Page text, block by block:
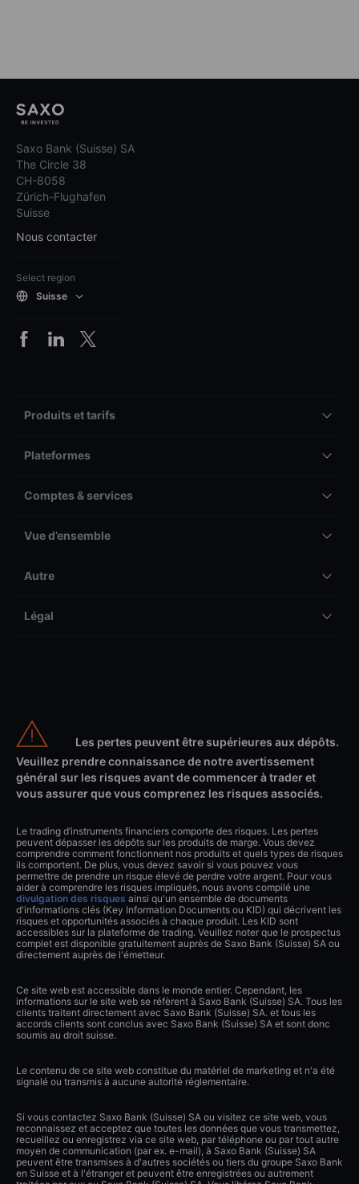
Saxo Bank (Suisse) SA
The Circle 38
CH-8058
Zürich-Flughafen
Suisse
Nous contacter
Select region
Suisse
Produits et tarifs
Plateformes
Comptes & services
Vue d’ensemble
Autre
Légal
Les pertes peuvent être supérieures aux dépôts.
Veuillez prendre connaissance de notre avertissement
général sur les risques avant de commencer à trader et
vous assurer que vous comprenez les risques associés.
Le trading d’instruments financiers comporte des risques. Les pertes
peuvent dépasser les dépôts sur les produits de marge. Vous devez
comprendre comment fonctionnent nos produits et quels types de risques
ils comportent. De plus, vous devez savoir si vous pouvez vous
permettre de prendre un risque élevé de perdre votre argent. Pour vous
aider à comprendre les risques impliqués, nous avons compilé une
divulgation des risques ainsi qu'un ensemble de documents
d'informations clés (Key Information Documents ou KID) qui décrivent les
risques et opportunités associés à chaque produit. Les KID sont
accessibles sur la plateforme de trading. Veuillez noter que le prospectus
complet est disponible gratuitement auprès de Saxo Bank (Suisse) SA ou
directement auprès de l'émetteur.
Ce site web est accessible dans le monde entier. Cependant, les
informations sur le site web se réfèrent à Saxo Bank (Suisse) SA. Tous les
clients traitent directement avec Saxo Bank (Suisse) SA. et tous les
accords clients sont conclus avec Saxo Bank (Suisse) SA et sont donc
soumis au droit suisse.
Le contenu de ce site web constitue du matériel de marketing et n'a été
signalé ou transmis à aucune autorité réglementaire.
Si vous contactez Saxo Bank (Suisse) SA ou visitez ce site web, vous
reconnaissez et acceptez que toutes les données que vous transmettez,
recueillez ou enregistrez via ce site web, par téléphone ou par tout autre
moyen de communication (par ex. e-mail), à Saxo Bank (Suisse) SA
peuvent être transmises à d'autres sociétés ou tiers du groupe Saxo Bank
en Suisse et à l'étranger et peuvent être enregistrées ou autrement